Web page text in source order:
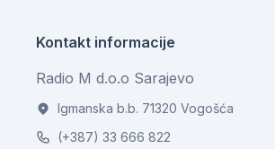
Kontakt informacije
Radio M d.o.o Sarajevo
Igmanska b.b. 71320 Vogošća
(+387) 33 666 822